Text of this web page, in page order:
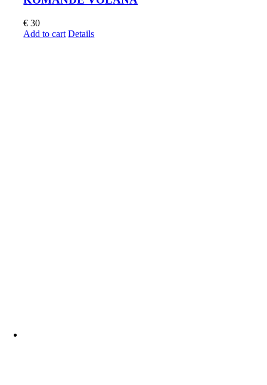
€ 30
Add to cart Details